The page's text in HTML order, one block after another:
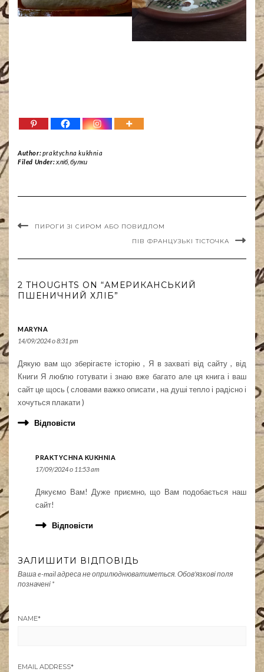
Author:praktychna kukhnia
Filed Under:хліб, булки
ПИРОГИ ЗІ СИРОМ АБО ПОВИДЛОМ
ПІВ ФРАНЦУЗЬКІ ТІСТОЧКА
2 THOUGHTS ON “АМЕРИКАНСЬКИЙ
ПШЕНИЧНИЙ ХЛІБ”
MARYNA
14/09/2024 о 8:31 pm
Дякую вам що зберігаєте історію , Я в захваті від сайту , від
Книги Я люблю готувати і знаю вже багато але ця книга і ваш
сайт це щось ( словами важко описати , на душі тепло і радісно і
хочуться плакати )
Відповісти
PRAKTYCHNA KUKHNIA
17/09/2024 о 11:53 am
Дякуємо Вам! Дуже приємно, що Вам подобається наш
сайт!
Відповісти
ЗАЛИШИТИ ВІДПОВІДЬ
Ваша e-mail адреса не оприлюднюватиметься. Обов’язкові поля
позначені *
NAME*
EMAIL ADDRESS*